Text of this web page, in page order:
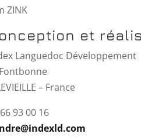
ZINK
et
Languedoc Développement
– France
93 00 16